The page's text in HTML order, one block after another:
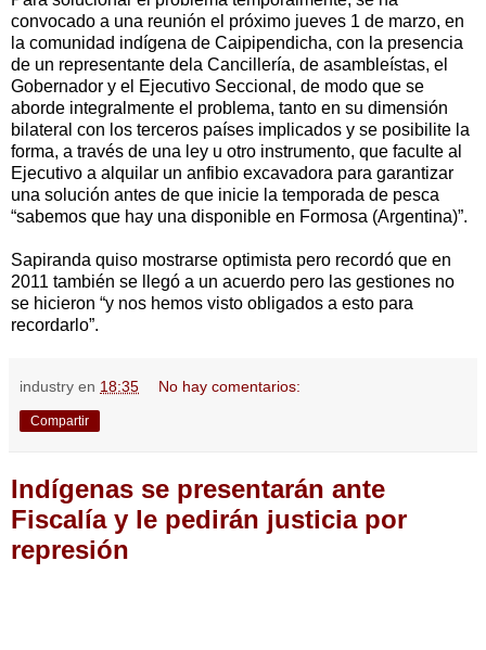
convocado a una reunión el próximo jueves 1 de marzo, en
la comunidad indígena de Caipipendicha, con la presencia
de un representante dela Cancillería, de asambleístas, el
Gobernador y el Ejecutivo Seccional, de modo que se
aborde integralmente el problema, tanto en su dimensión
bilateral con los terceros países implicados y se posibilite la
forma, a través de una ley u otro instrumento, que faculte al
Ejecutivo a alquilar un anfibio excavadora para garantizar
una solución antes de que inicie la temporada de pesca
“sabemos que hay una disponible en Formosa (Argentina)”.
Sapiranda quiso mostrarse optimista pero recordó que en
2011 también se llegó a un acuerdo pero las gestiones no
se hicieron “y nos hemos visto obligados a esto para
recordarlo”.
industry en 18:35 No hay comentarios:
Compartir
Indígenas se presentarán ante
Fiscalía y le pedirán justicia por
represión